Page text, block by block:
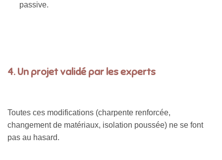
passive.
4. Un projet validé par les experts
Toutes ces modifications (charpente renforcée,
changement de matériaux, isolation poussée) ne se font
pas au hasard.